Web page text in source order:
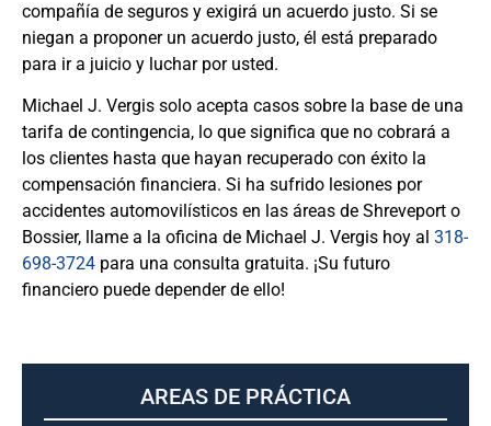
AREAS DE PRÁCTICA
compañía de seguros y exigirá un acuerdo justo. Si se
niegan a proponer un acuerdo justo, él está preparado
para ir a juicio y luchar por usted.
Michael J. Vergis solo acepta casos sobre la base de una
tarifa de contingencia, lo que significa que no cobrará a
los clientes hasta que hayan recuperado con éxito la
compensación financiera. Si ha sufrido lesiones por
accidentes automovilísticos en las áreas de Shreveport o
Bossier, llame a la oficina de Michael J. Vergis hoy al 318-
698-3724 para una consulta gratuita. ¡Su futuro
financiero puede depender de ello!